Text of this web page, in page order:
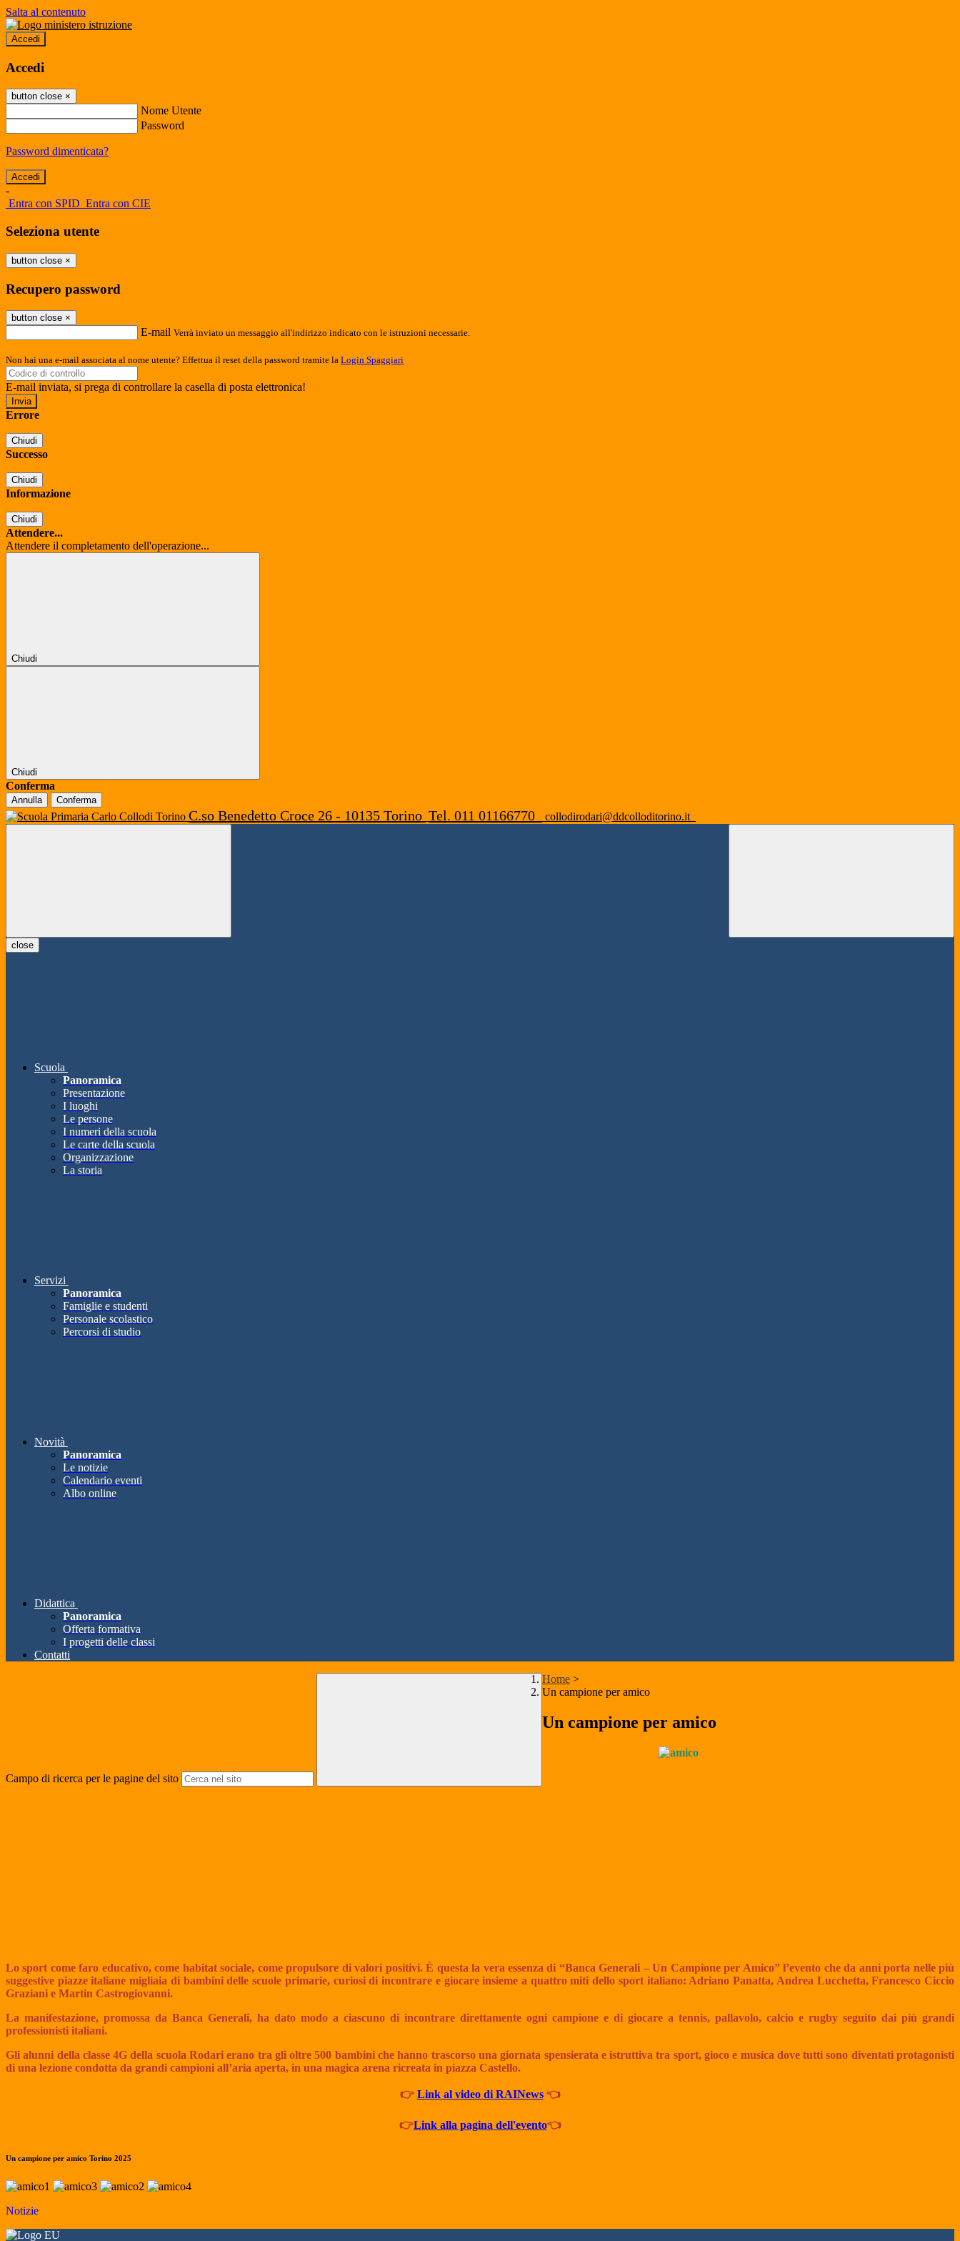
Salta al contenuto
Accedi
Accedi
button close ×
Nome Utente
Password
Password dimenticata?
-
Entra con SPID Entra con CIE
Seleziona utente
button close ×
Recupero password
button close ×
E-mail Verrà inviato un messaggio all'indirizzo indicato con le istruzioni necessarie.
Non hai una e-mail associata al nome utente? Effettua il reset della password tramite la Login Spaggiari
E-mail inviata, si prega di controllare la casella di posta elettronica!
Errore
Chiudi
Successo
Chiudi
Informazione
Chiudi
Attendere...
Attendere il completamento dell'operazione...
Chiudi
Chiudi
Conferma
Annulla Conferma
C.so Benedetto Croce 26 - 10135 Torino Tel. 011 01166770 collodirodari@ddcolloditorino.it
close
Scuola
Panoramica
Presentazione
I luoghi
Le persone
I numeri della scuola
Le carte della scuola
Organizzazione
La storia
Servizi
Panoramica
Famiglie e studenti
Personale scolastico
Percorsi di studio
Novità
Panoramica
Le notizie
Calendario eventi
Albo online
Didattica
Panoramica
Offerta formativa
I progetti delle classi
Contatti
Campo di ricerca per le pagine del sito
Home >
Un campione per amico
Un campione per amico
Lo sport come faro educativo, come habitat sociale, come propulsore di valori positivi. È questa la vera essenza di “Banca Generali – Un Campione per Amico” l’evento che da anni porta nelle più
suggestive piazze italiane migliaia di bambini delle scuole primarie, curiosi di incontrare e giocare insieme a quattro miti dello sport italiano: Adriano Panatta, Andrea Lucchetta, Francesco Ciccio
Graziani e Martin Castrogiovanni.
La manifestazione, promossa da Banca Generali, ha dato modo a ciascuno di incontrare direttamente ogni campione e di giocare a tennis, pallavolo, calcio e rugby seguito dai più grandi
professionisti italiani.
Gli alunni della classe 4G della scuola Rodari erano tra gli oltre 500 bambini che hanno trascorso una giornata spensierata e istruttiva tra sport, gioco e musica dove tutti sono diventati protagonisti
di una lezione condotta da grandi campioni all’aria aperta, in una magica arena ricreata in piazza Castello.
👉 Link al video di RAINews👈
👉Link alla pagina dell'evento👈
Un campione per amico Torino 2025
Notizie